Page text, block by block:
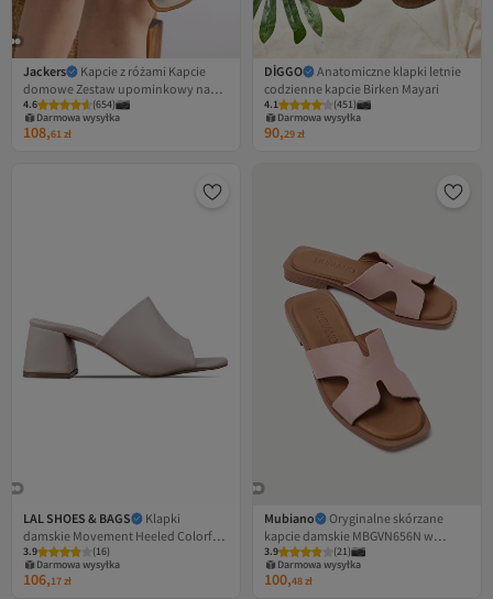
Jackers
Kapcie z różami Kapcie
domowe Zestaw upominkowy na
posag Kapcie nowe
4.6 (654)
Darmowa wysyłka
108,61zł
DİGGO
Anatomiczne klapki letnie
codzienne kapcie Birken Mayari
4.1 (451)
Darmowa wysyłka
90,29zł
LAL SHOES & BAGS
Klapki
damskie Movement Heeled Colorful-
kremowe
3.9 (16)
Darmowa wysyłka
106,17zł
Mubiano
Oryginalne skórzane
kapcie damskie MBGVN656N w
kolorze cielistym
3.9 (21)
Darmowa wysyłka
100,48zł